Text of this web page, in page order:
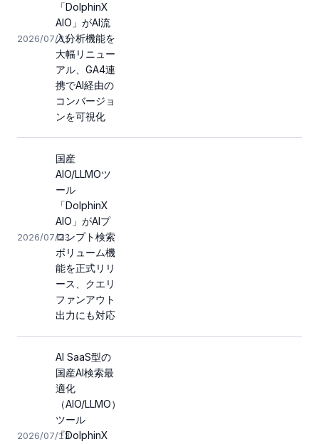
2026/07/31
「DolphinX
AIO」がAI流
入分析機能を
大幅リニュー
アル、GA4連
携でAI経由の
コンバージョ
ンを可視化
2026/07/23
国産
AIO/LLMOツ
ール
「DolphinX
AIO」がAIプ
ロンプト検索
ボリューム機
能を正式リリ
ース、クエリ
ファンアウト
出力にも対応
2026/07/13
AI SaaS型の
国産AI検索最
適化
（AIO/LLMO）
ツール
『DolphinX